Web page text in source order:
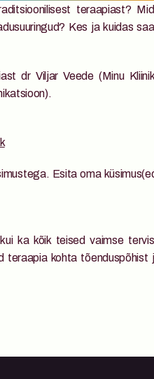
teraapiast?
Kes ja kuidas
dr Viljar Veede (Minu
Esita oma
ka kõik teised vaimse
teraapia kohta tõenduspõhist